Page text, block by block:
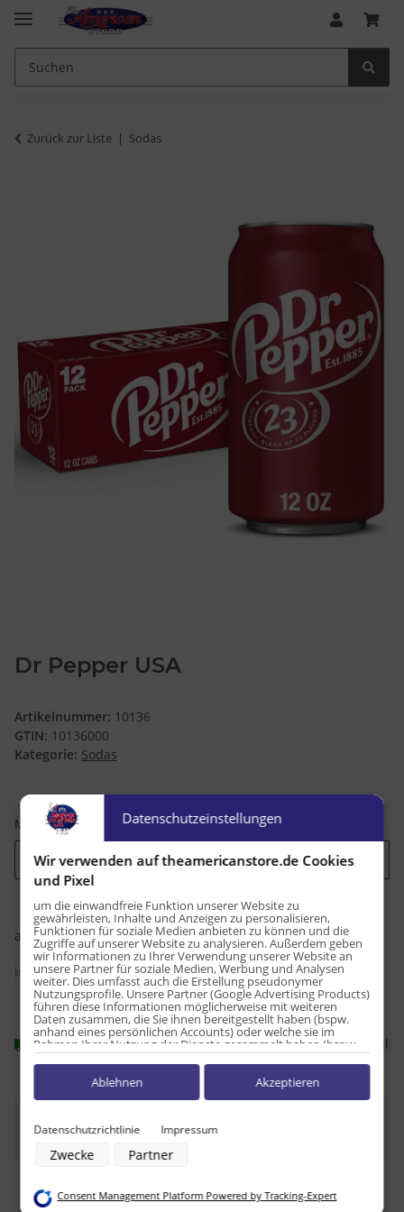
Zurück zur Liste Sodas
Dr Pepper USA
Artikelnummer: 10136
GTIN: 10136000
Kategorie: Sodas
Menge
Bitte wählen Sie eine Variation.
ab 1,60 €
inkl. 19% USt. , zzgl.Versand
Sofort verfügbar Frage zum Artikel
gewünschte Variation aus.
Datenschutzeinstellungen
Wir verwenden auf theamericanstore.de Cookies
und Pixel
um die einwandfreie Funktion unserer Website zu
gewährleisten, Inhalte und Anzeigen zu personalisieren,
Funktionen für soziale Medien anbieten zu können und die
Zugriffe auf unserer Website zu analysieren. Außerdem geben
wir Informationen zu Ihrer Verwendung unserer Website an
unsere Partner für soziale Medien, Werbung und Analysen
weiter. Dies umfasst auch die Erstellung pseudonymer
Nutzungsprofile. Unsere Partner (Google Advertising Products)
führen diese Informationen möglicherweise mit weiteren
Daten zusammen, die Sie ihnen bereitgestellt haben (bspw.
anhand eines persönlichen Accounts) oder welche sie im
Rahmen Ihrer Nutzung der Dienste gesammelt haben (bspw.
Nutzungsdaten anderer Geräte). Ihre Einwilligung zur Nutzung
von Cookies und Pixeln können Sie jederzeit widerrufen,
indem Sie auf den Datenschutz-Button links unten klicken und
dort die entsprechenden Anpassungen vornehmen.
Zwecke der Datenverarbeitung durch unsere Partner:
Verwendung reduzierter Daten zur Auswahl von Werbeanzeigen
Erstellung von Profilen zur Personalisierung von Inhalten
Datenschutzrichtlinie Impressum
Zwecke Partner
Ablehnen Akzeptieren
Consent Management Platform Powered by Tracking-Expert